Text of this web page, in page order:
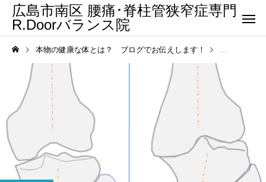
広島市南区 腰痛･脊柱管狭窄症専門
R.Doorバランス院
本物の健康な体とは？ ブログでお伝えします！ 膝の痛み